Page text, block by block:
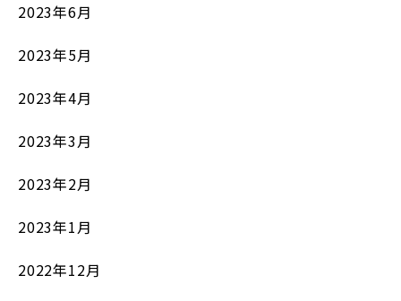
2023年6月
2023年5月
2023年4月
2023年3月
2023年2月
2023年1月
2022年12月